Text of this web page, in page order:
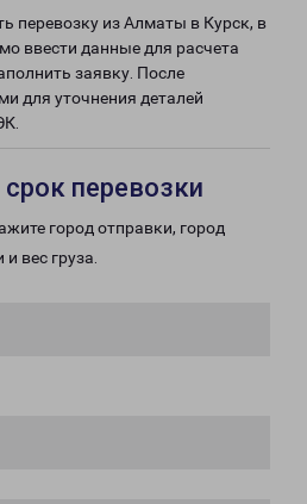
перевозку из Алматы в Курск, в
ввести данные для расчета
заявку. После
для уточнения деталей
перевозки
город отправки, город
вес груза.